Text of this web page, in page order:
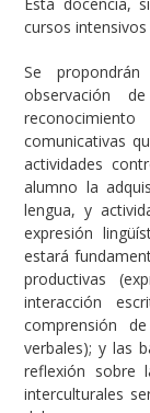
cursos
Se
observación
comunicativas
actividades
alumno la
lengua, y
expresión
estará
productivas
interacción
comprensión
verbales); y las
reflexión sobre
interculturales